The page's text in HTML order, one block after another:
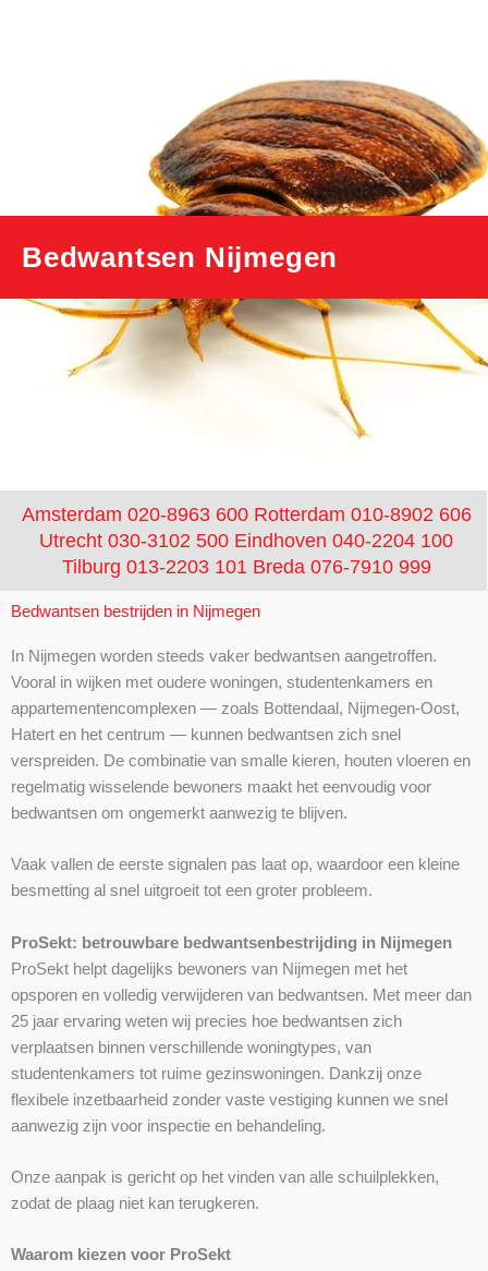
Bedwantsen Nijmegen
Amsterdam 020-8963 600 Rotterdam 010-8902 606
Utrecht 030-3102 500 Eindhoven 040-2204 100
Tilburg 013-2203 101 Breda 076-7910 999
Bedwantsen bestrijden in Nijmegen
In Nijmegen worden steeds vaker bedwantsen aangetroffen.
Vooral in wijken met oudere woningen, studentenkamers en
appartementencomplexen — zoals Bottendaal, Nijmegen-Oost,
Hatert en het centrum — kunnen bedwantsen zich snel
verspreiden. De combinatie van smalle kieren, houten vloeren en
regelmatig wisselende bewoners maakt het eenvoudig voor
bedwantsen om ongemerkt aanwezig te blijven.
Vaak vallen de eerste signalen pas laat op, waardoor een kleine
besmetting al snel uitgroeit tot een groter probleem.
ProSekt: betrouwbare bedwantsenbestrijding in Nijmegen
ProSekt helpt dagelijks bewoners van Nijmegen met het
opsporen en volledig verwijderen van bedwantsen. Met meer dan
25 jaar ervaring weten wij precies hoe bedwantsen zich
verplaatsen binnen verschillende woningtypes, van
studentenkamers tot ruime gezinswoningen. Dankzij onze
flexibele inzetbaarheid zonder vaste vestiging kunnen we snel
aanwezig zijn voor inspectie en behandeling.
Onze aanpak is gericht op het vinden van alle schuilplekken,
zodat de plaag niet kan terugkeren.
Waarom kiezen voor ProSekt